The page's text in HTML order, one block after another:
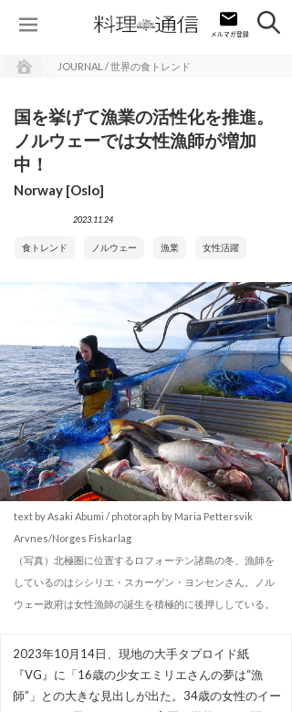
JOURNAL / 世界の食トレンド
国を挙げて漁業の活性化を推進。
ノルウェーでは女性漁師が増加
中！
Norway [Oslo]
2023.11.24
食トレンド ノルウェー 漁業 女性活躍
text by Asaki Abumi / photoraph by Maria Pettersvik
Arvnes/Norges Fiskarlag
（写真）北極圏に位置するロフォーテン諸島の冬、漁師を
しているのはシシリエ・スカーゲン・ヨンセンさん。ノル
ウェー政府は女性漁師の誕生を積極的に後押ししている。
2023年10月14日、現地の大手タブロイド紙
『VG』に「16歳の少女エミリエさんの夢は“漁
師”」との大きな見出しが出た。34歳の女性のイー